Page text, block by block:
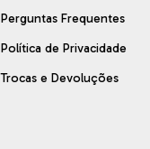
Perguntas Frequentes
Política de Privacidade
Trocas e Devoluções